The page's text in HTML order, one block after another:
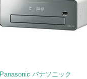
Panasonic パナソニック